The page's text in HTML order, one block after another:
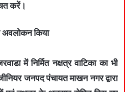
करें।
अवलोकन किया
में निर्मित नक्षत्र वाटिका का भी
जनपद पंचायत माखन नगर द्वारा